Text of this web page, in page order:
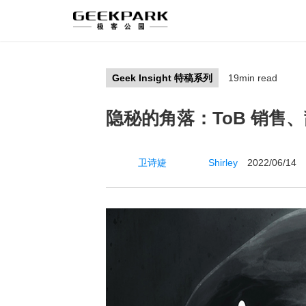
Geek Insight 特稿系列 19min read
隐秘的角落：ToB 销售
卫诗婕 Shirley 2022/06/14